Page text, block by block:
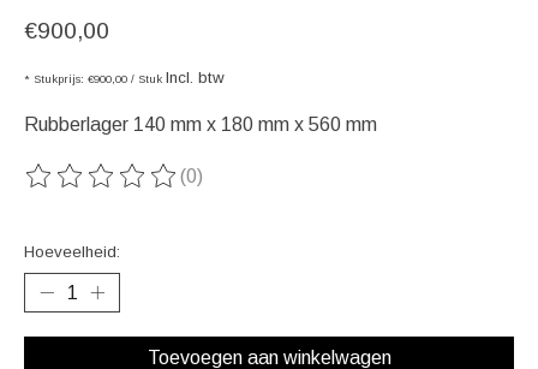
€900,00
* Stukprijs: €900,00 / Stuk Incl. btw
Rubberlager 140 mm x 180 mm x 560 mm
De beoordeling van dit product is
(0)
Hoeveelheid:
Toevoegen aan winkelwagen